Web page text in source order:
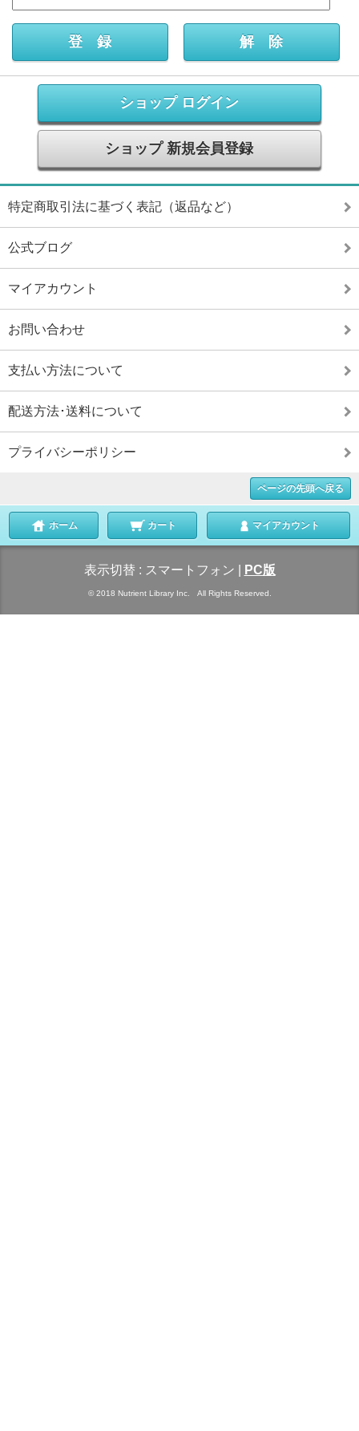
ショップ ログイン
ショップ 新規会員登録
特定商取引法に基づく表記（返品など）
公式ブログ
マイアカウント
お問い合わせ
支払い方法について
配送方法･送料について
プライバシーポリシー
ページの先頭へ戻る
ホーム カート マイアカウント
表示切替 : スマートフォン PC版
© 2018 Nutrient Library Inc. All Rights Reserved.